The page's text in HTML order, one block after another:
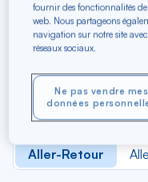
Vers
Pointe-à-Pitre
Budget (€)
Aller-Retour
fournir des fonctionnalités de
web. Nous partageons
navigation sur notre site
réseaux sociaux.
Ne pas vendre mes
données